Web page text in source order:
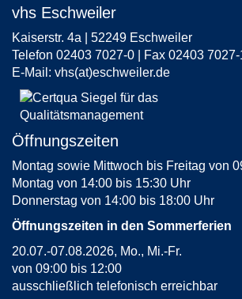
vhs Eschweiler
Kaiserstr. 4a | 52249 Eschweiler
Telefon 02403 7027-0 | Fax 02403 7027-
E-Mail: vhs(at)eschweiler.de
Öffnungszeiten
Montag sowie Mittwoch bis Freitag von
Montag von 14:00 bis 15:30 Uhr
Donnerstag von 14:00 bis 18:00 Uhr
Öffnungszeiten in den Sommerferien
20.07.-07.08.2026, Mo., Mi.-Fr.
von 09:00 bis 12:00
ausschließlich telefonisch erreichbar